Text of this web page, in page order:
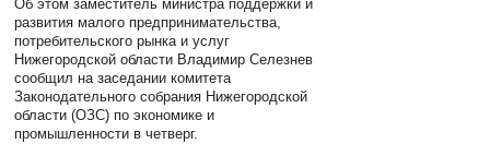
Об этом заместитель министра поддержки и
развития малого предпринимательства,
потребительского рынка и услуг
Нижегородской области Владимир Селезнев
сообщил на заседании комитета
Законодательного собрания Нижегородской
области (ОЗС) по экономике и
промышленности в четверг.